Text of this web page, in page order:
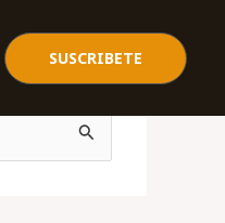
SUSCRIBETE